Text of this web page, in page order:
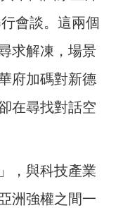
會談。這兩個
求解凍，場景
府加碼對新德
在尋找對話空
，與科技產業
洲強權之間一